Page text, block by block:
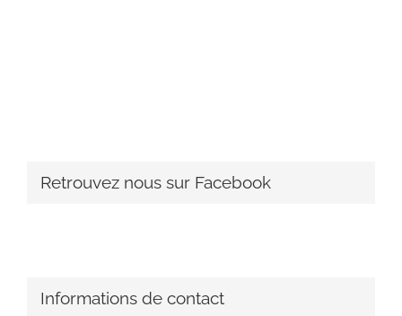
Retrouvez nous sur Facebook
Informations de contact